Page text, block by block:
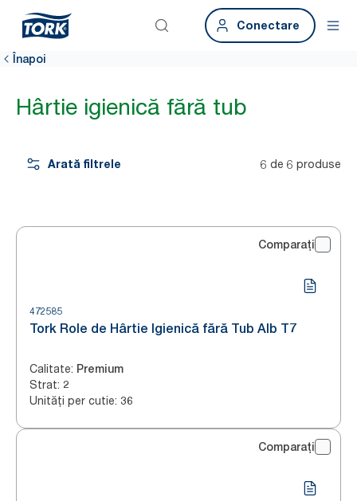
Conectare
Înapoi
Hârtie igienică fără tub
Arată filtrele 6 de 6 produse
Comparați
472585
Tork Role de Hârtie Igienică fără Tub Alb T7
Calitate: Premium
Strat: 2
Unități per cutie: 36
Comparați